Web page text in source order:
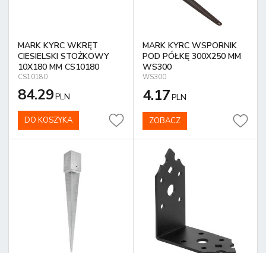
MARK KYRC WKRĘT
CIESIELSKI STOŻKOWY
10X180 MM CS10180
CS10180
84.29PLN
DO KOSZYKA
MARK KYRC WSPORNIK
POD PÓŁKĘ 300X250 MM
WS300
WS300
4.17PLN
ZOBACZ